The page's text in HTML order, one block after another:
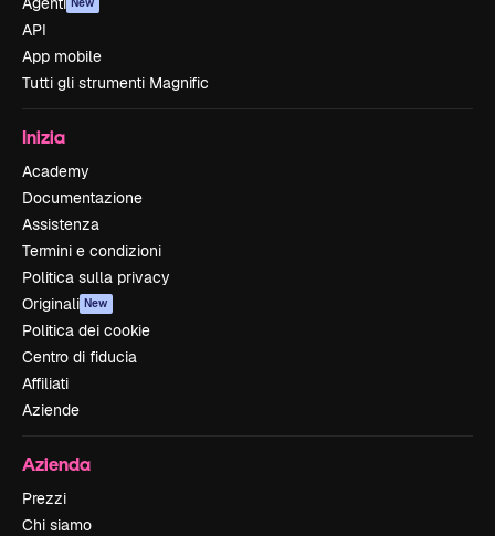
API
App mobile
Tutti gli strumenti Magnific
Inizia
Academy
Documentazione
Assistenza
Termini e condizioni
Politica sulla privacy
Originali New
Politica dei cookie
Centro di fiducia
Affiliati
Aziende
Azienda
Prezzi
Chi siamo